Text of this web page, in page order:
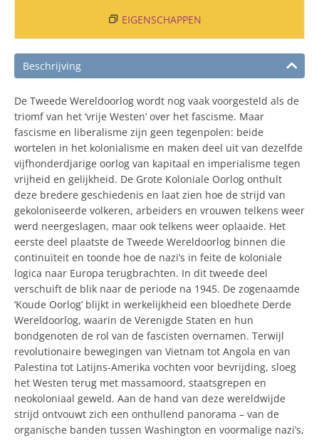
EIGENSCHAPPEN
Beschrijving
De Tweede Wereldoorlog wordt nog vaak voorgesteld als de
triomf van het ‘vrije Westen’ over het fascisme. Maar
fascisme en liberalisme zijn geen tegenpolen: beide
wortelen in het kolonialisme en maken deel uit van dezelfde
vijfhonderdjarige oorlog van kapitaal en imperialisme tegen
vrijheid en gelijkheid. De Grote Koloniale Oorlog onthult
deze bredere geschiedenis en laat zien hoe de strijd van
gekoloniseerde volkeren, arbeiders en vrouwen telkens weer
werd neergeslagen, maar ook telkens weer oplaaide. Het
eerste deel plaatste de Tweede Wereldoorlog binnen die
continuïteit en toonde hoe de nazi’s in feite de koloniale
logica naar Europa terugbrachten. In dit tweede deel
verschuift de blik naar de periode na 1945. De zogenaamde
‘Koude Oorlog’ blijkt in werkelijkheid een bloedhete Derde
Wereldoorlog, waarin de Verenigde Staten en hun
bondgenoten de rol van de fascisten overnamen. Terwijl
revolutionaire bewegingen van Vietnam tot Angola en van
Palestina tot Latijns-Amerika vochten voor bevrijding, sloeg
het Westen terug met massamoord, staatsgrepen en
neokoloniaal geweld. Aan de hand van deze wereldwijde
strijd ontvouwt zich een onthullend panorama – van de
organische banden tussen Washington en voormalige nazi’s,